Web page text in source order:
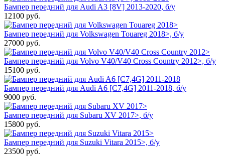
Бампер передний для Audi A3 [8V] 2013-2020, б/у
12100 руб.
Бампер передний для Volkswagen Touareg 2018>, б/у
27000 руб.
Бампер передний для Volvo V40/V40 Cross Country 2012>, б/у
15100 руб.
Бампер передний для Audi A6 [C7,4G] 2011-2018, б/у
9000 руб.
Бампер передний для Subaru XV 2017>, б/у
15800 руб.
Бампер передний для Suzuki Vitara 2015>, б/у
23500 руб.